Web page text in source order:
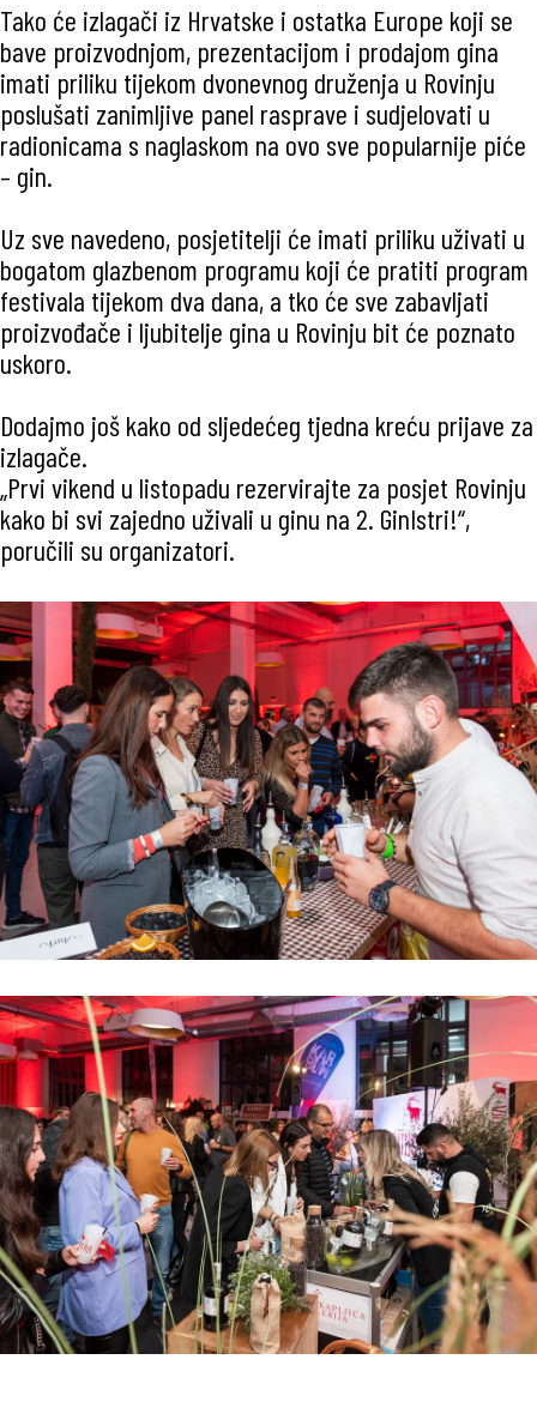
Tako će izlagači iz Hrvatske i ostatka Europe koji se
bave proizvodnjom, prezentacijom i prodajom gina
imati priliku tijekom dvonevnog druženja u Rovinju
poslušati zanimljive panel rasprave i sudjelovati u
radionicama s naglaskom na ovo sve popularnije piće
– gin.
Uz sve navedeno, posjetitelji će imati priliku uživati u
bogatom glazbenom programu koji će pratiti program
festivala tijekom dva dana, a tko će sve zabavljati
proizvođače i ljubitelje gina u Rovinju bit će poznato
uskoro.
Dodajmo još kako od sljedećeg tjedna kreću prijave za
izlagače.
„Prvi vikend u listopadu rezervirajte za posjet Rovinju
kako bi svi zajedno uživali u ginu na 2. GinIstri!“,
poručili su organizatori.